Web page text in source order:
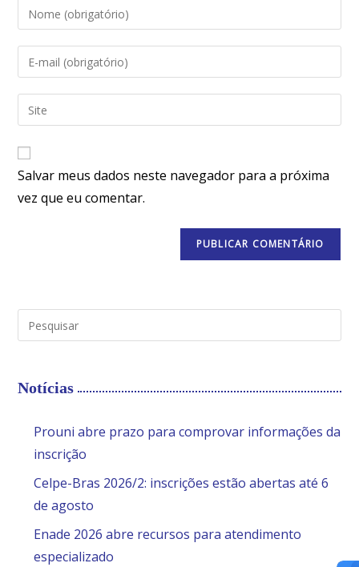
Salvar meus dados neste navegador para a próxima
vez que eu comentar.
Notícias
Prouni abre prazo para comprovar informações da
inscrição
Celpe-Bras 2026/2: inscrições estão abertas até 6
de agosto
Enade 2026 abre recursos para atendimento
especializado